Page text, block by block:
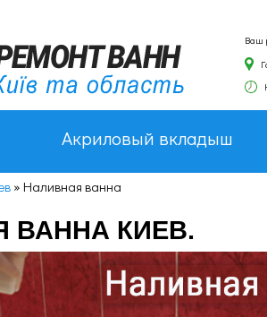
Ваш
Акриловый вкладыш
» Наливная ванна
ВАННА КИЕВ.